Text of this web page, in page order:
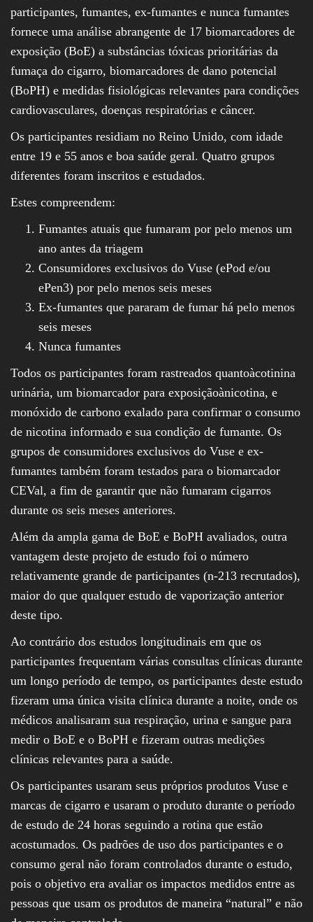
participantes, fumantes, ex-fumantes e nunca fumantes
fornece uma análise abrangente de 17 biomarcadores de
exposição (BoE) a substâncias tóxicas prioritárias da
fumaça do cigarro, biomarcadores de dano potencial
(BoPH) e medidas fisiológicas relevantes para condições
cardiovasculares, doenças respiratórias e câncer.
Os participantes residiam no Reino Unido, com idade
entre 19 e 55 anos e boa saúde geral. Quatro grupos
diferentes foram inscritos e estudados.
Estes compreendem:
Fumantes atuais que fumaram por pelo menos um
ano antes da triagem
Consumidores exclusivos do Vuse (ePod e/ou
ePen3) por pelo menos seis meses
Ex-fumantes que pararam de fumar há pelo menos
seis meses
Nunca fumantes
Todos os participantes foram rastreados quantoàcotinina
urinária, um biomarcador para exposiçãoànicotina, e
monóxido de carbono exalado para confirmar o consumo
de nicotina informado e sua condição de fumante. Os
grupos de consumidores exclusivos do Vuse e ex-
fumantes também foram testados para o biomarcador
CEVal, a fim de garantir que não fumaram cigarros
durante os seis meses anteriores.
Além da ampla gama de BoE e BoPH avaliados, outra
vantagem deste projeto de estudo foi o número
relativamente grande de participantes (n-213 recrutados),
maior do que qualquer estudo de vaporização anterior
deste tipo.
Ao contrário dos estudos longitudinais em que os
participantes frequentam várias consultas clínicas durante
um longo período de tempo, os participantes deste estudo
fizeram uma única visita clínica durante a noite, onde os
médicos analisaram sua respiração, urina e sangue para
medir o BoE e o BoPH e fizeram outras medições
clínicas relevantes para a saúde.
Os participantes usaram seus próprios produtos Vuse e
marcas de cigarro e usaram o produto durante o período
de estudo de 24 horas seguindo a rotina que estão
acostumados. Os padrões de uso dos participantes e o
consumo geral não foram controlados durante o estudo,
pois o objetivo era avaliar os impactos medidos entre as
pessoas que usam os produtos de maneira “natural” e não